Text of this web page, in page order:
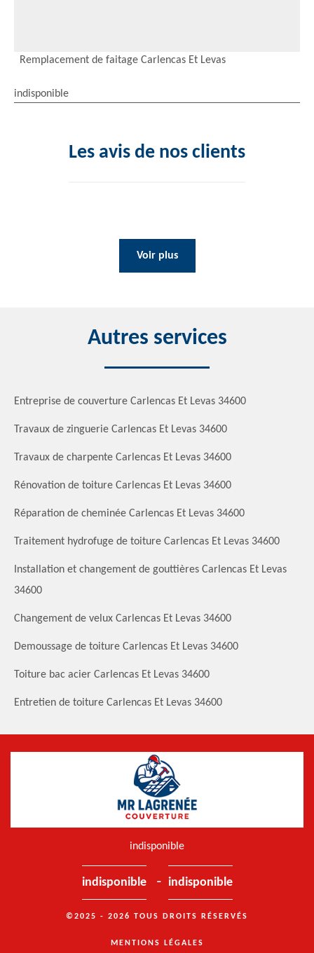
Remplacement de faitage Carlencas Et Levas
indisponible
Les avis de nos clients
Voir plus
Autres services
Entreprise de couverture Carlencas Et Levas 34600
Travaux de zinguerie Carlencas Et Levas 34600
Travaux de charpente Carlencas Et Levas 34600
Rénovation de toiture Carlencas Et Levas 34600
Réparation de cheminée Carlencas Et Levas 34600
Traitement hydrofuge de toiture Carlencas Et Levas 34600
Installation et changement de gouttières Carlencas Et Levas
34600
Changement de velux Carlencas Et Levas 34600
Demoussage de toiture Carlencas Et Levas 34600
Toiture bac acier Carlencas Et Levas 34600
Entretien de toiture Carlencas Et Levas 34600
indisponible
indisponible - indisponible
©2025 - 2026 TOUS DROITS RÉSERVÉS
MENTIONS LÉGALES